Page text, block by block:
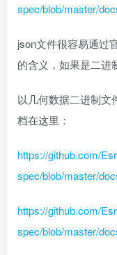
spec/blob/master/
json文件很容易通过
的含义，如果是二进
以几何数据二进制文
档在这里：
https://github.com/
spec/blob/master/
https://github.com/
spec/blob/master/